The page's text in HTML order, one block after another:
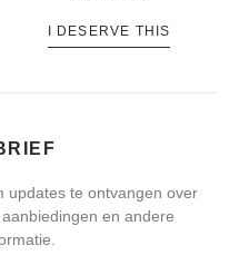
I DESERVE THIS
updates te ontvangen over
en andere